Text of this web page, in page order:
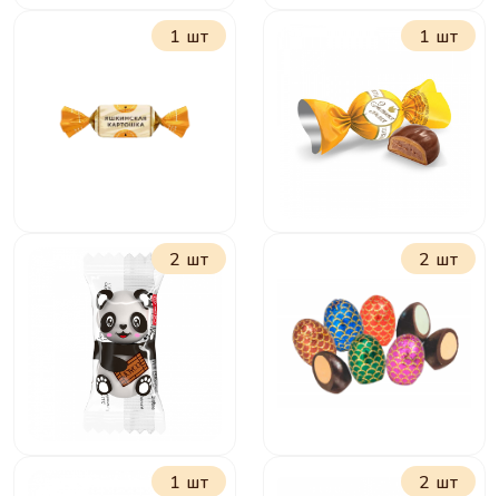
Чио-Рио
1 шт
Яшкинская
картошка
1 шт
Золотая лилия
2 шт 2 шт
1 шт 2 шт